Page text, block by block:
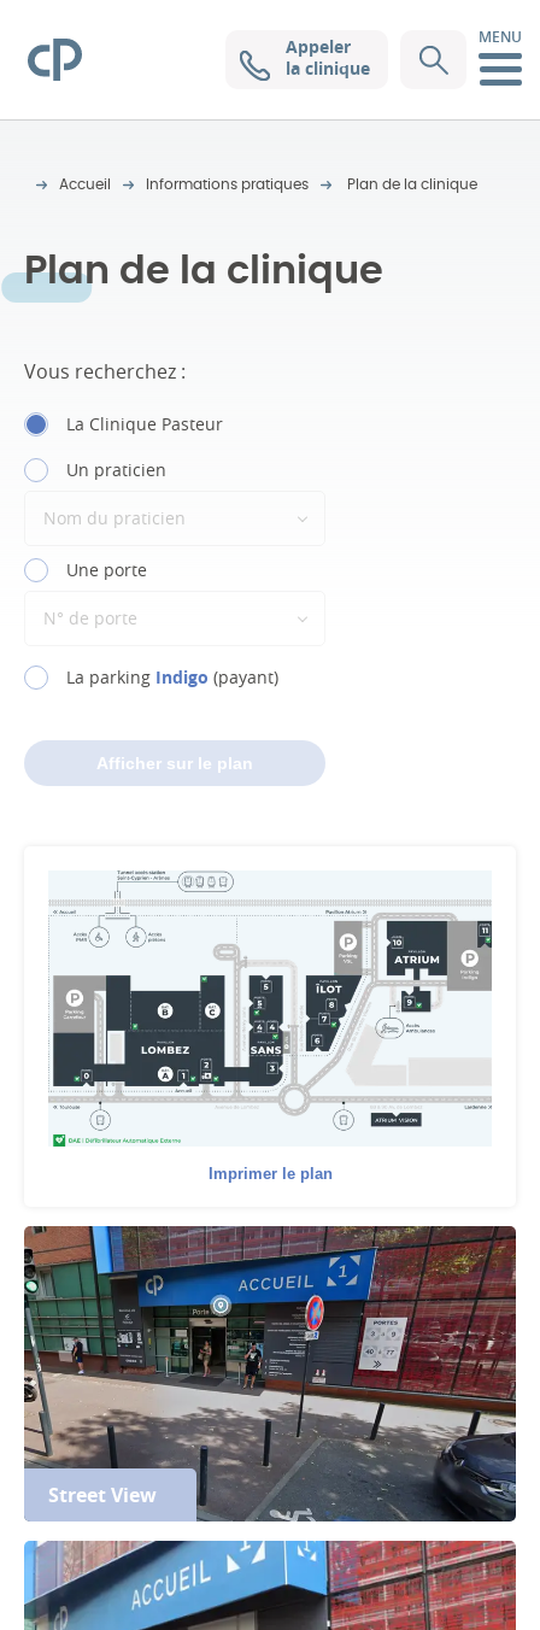
Clinique Pasteur
Appeler
la clinique
MENU
Accueil Informations pratiques Plan de la clinique
Plan de la clinique
Vous recherchez :
La Clinique Pasteur
Un praticien
Nom du praticien
Une porte
N° de porte
La parking Indigo (payant)
Afficher sur le plan
Imprimer le plan
Street View